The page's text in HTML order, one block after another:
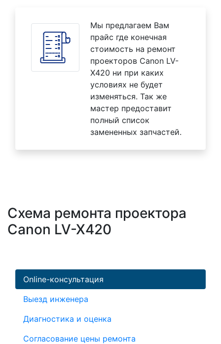
Мы предлагаем Вам
прайс где конечная
стоимость на ремонт
проекторов Canon LV-
X420 ни при каких
условиях не будет
изменяться. Так же
мастер предоставит
полный список
замененных запчастей.
Схема ремонта проектора
Canon LV-X420
Online-консультация
Выезд инженера
Диагностика и оценка
Согласование цены ремонта